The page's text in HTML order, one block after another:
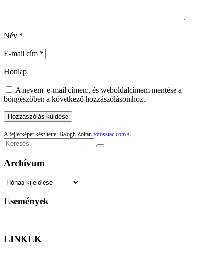
Név *
E-mail cím *
Honlap
A nevem, e-mail címem, és weboldalcímem mentése a
böngészőben a következő hozzászólásomhoz.
A fejlécképet készítette: Balogh Zoltán fotossrac.com ©
Keresés
Archívum
Archívum
Események
LINKEK